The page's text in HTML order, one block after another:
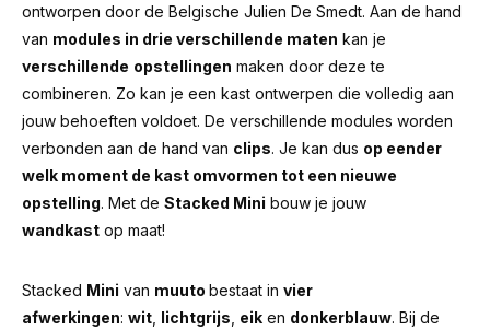
ontworpen door de Belgische Julien De Smedt. Aan de hand
van modules in drie verschillende maten kan je
verschillende opstellingen maken door deze te
combineren. Zo kan je een kast ontwerpen die volledig aan
jouw behoeften voldoet. De verschillende modules worden
verbonden aan de hand van clips. Je kan dus op eender
welk moment de kast omvormen tot een nieuwe
opstelling. Met de Stacked Mini bouw je jouw
wandkast op maat!
Stacked Mini van muuto bestaat in vier
afwerkingen: wit lichtgrijs eik en donkerblauw. Bij de